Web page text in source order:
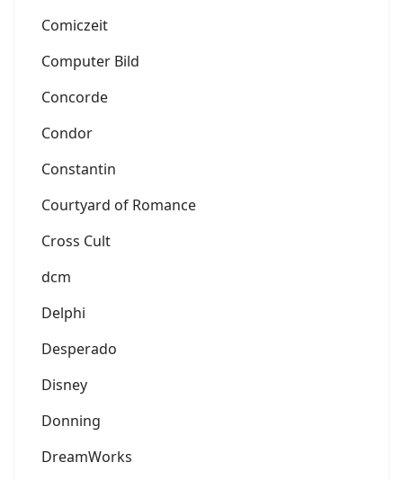
Comiczeit
Computer Bild
Concorde
Condor
Constantin
Courtyard of Romance
Cross Cult
dcm
Delphi
Desperado
Disney
Donning
DreamWorks